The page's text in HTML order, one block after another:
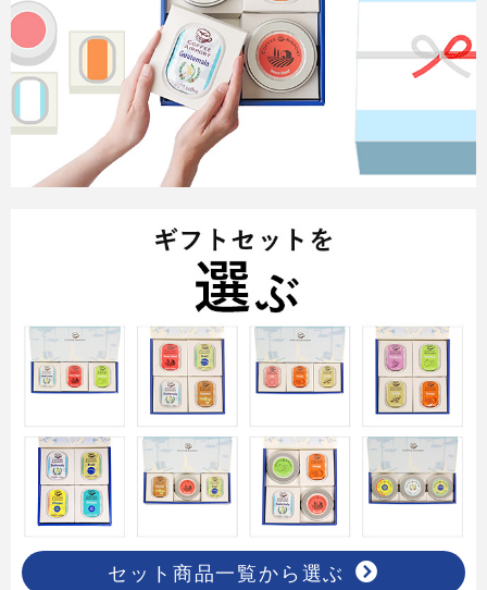
セット商品一覧から選ぶ